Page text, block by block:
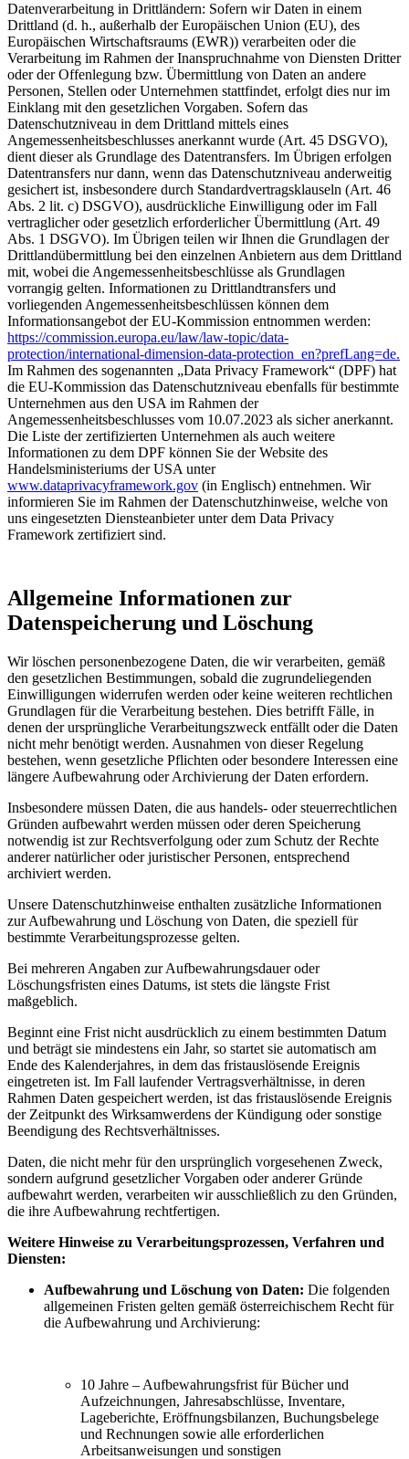
Datenverarbeitung in Drittländern: Sofern wir Daten in einem
Drittland (d. h., außerhalb der Europäischen Union (EU), des
Europäischen Wirtschaftsraums (EWR)) verarbeiten oder die
Verarbeitung im Rahmen der Inanspruchnahme von Diensten Dritter
oder der Offenlegung bzw. Übermittlung von Daten an andere
Personen, Stellen oder Unternehmen stattfindet, erfolgt dies nur im
Einklang mit den gesetzlichen Vorgaben. Sofern das
Datenschutzniveau in dem Drittland mittels eines
Angemessenheitsbeschlusses anerkannt wurde (Art. 45 DSGVO),
dient dieser als Grundlage des Datentransfers. Im Übrigen erfolgen
Datentransfers nur dann, wenn das Datenschutzniveau anderweitig
gesichert ist, insbesondere durch Standardvertragsklauseln (Art. 46
Abs. 2 lit. c) DSGVO), ausdrückliche Einwilligung oder im Fall
vertraglicher oder gesetzlich erforderlicher Übermittlung (Art. 49
Abs. 1 DSGVO). Im Übrigen teilen wir Ihnen die Grundlagen der
Drittlandübermittlung bei den einzelnen Anbietern aus dem Drittland
mit, wobei die Angemessenheitsbeschlüsse als Grundlagen
vorrangig gelten. Informationen zu Drittlandtransfers und
vorliegenden Angemessenheitsbeschlüssen können dem
Informationsangebot der EU-Kommission entnommen werden:
https://commission.europa.eu/law/law-topic/data-
protection/international-dimension-data-protection_en?prefLang=de.
Im Rahmen des sogenannten „Data Privacy Framework“ (DPF) hat
die EU-Kommission das Datenschutzniveau ebenfalls für bestimmte
Unternehmen aus den USA im Rahmen der
Angemessenheitsbeschlusses vom 10.07.2023 als sicher anerkannt.
Die Liste der zertifizierten Unternehmen als auch weitere
Informationen zu dem DPF können Sie der Website des
Handelsministeriums der USA unter
www.dataprivacyframework.gov (in Englisch) entnehmen. Wir
informieren Sie im Rahmen der Datenschutzhinweise, welche von
uns eingesetzten Diensteanbieter unter dem Data Privacy
Framework zertifiziert sind.
Allgemeine Informationen zur
Datenspeicherung und Löschung
Wir löschen personenbezogene Daten, die wir verarbeiten, gemäß
den gesetzlichen Bestimmungen, sobald die zugrundeliegenden
Einwilligungen widerrufen werden oder keine weiteren rechtlichen
Grundlagen für die Verarbeitung bestehen. Dies betrifft Fälle, in
denen der ursprüngliche Verarbeitungszweck entfällt oder die Daten
nicht mehr benötigt werden. Ausnahmen von dieser Regelung
bestehen, wenn gesetzliche Pflichten oder besondere Interessen eine
längere Aufbewahrung oder Archivierung der Daten erfordern.
Insbesondere müssen Daten, die aus handels- oder steuerrechtlichen
Gründen aufbewahrt werden müssen oder deren Speicherung
notwendig ist zur Rechtsverfolgung oder zum Schutz der Rechte
anderer natürlicher oder juristischer Personen, entsprechend
archiviert werden.
Unsere Datenschutzhinweise enthalten zusätzliche Informationen
zur Aufbewahrung und Löschung von Daten, die speziell für
bestimmte Verarbeitungsprozesse gelten.
Bei mehreren Angaben zur Aufbewahrungsdauer oder
Löschungsfristen eines Datums, ist stets die längste Frist
maßgeblich.
Beginnt eine Frist nicht ausdrücklich zu einem bestimmten Datum
und beträgt sie mindestens ein Jahr, so startet sie automatisch am
Ende des Kalenderjahres, in dem das fristauslösende Ereignis
eingetreten ist. Im Fall laufender Vertragsverhältnisse, in deren
Rahmen Daten gespeichert werden, ist das fristauslösende Ereignis
der Zeitpunkt des Wirksamwerdens der Kündigung oder sonstige
Beendigung des Rechtsverhältnisses.
Daten, die nicht mehr für den ursprünglich vorgesehenen Zweck,
sondern aufgrund gesetzlicher Vorgaben oder anderer Gründe
aufbewahrt werden, verarbeiten wir ausschließlich zu den Gründen,
die ihre Aufbewahrung rechtfertigen.
Weitere Hinweise zu Verarbeitungsprozessen, Verfahren und
Diensten:
Aufbewahrung und Löschung von Daten: Die folgenden
allgemeinen Fristen gelten gemäß österreichischem Recht für
die Aufbewahrung und Archivierung:
10 Jahre – Aufbewahrungsfrist für Bücher und
Aufzeichnungen, Jahresabschlüsse, Inventare,
Lageberichte, Eröffnungsbilanzen, Buchungsbelege
und Rechnungen sowie alle erforderlichen
Arbeitsanweisungen und sonstigen